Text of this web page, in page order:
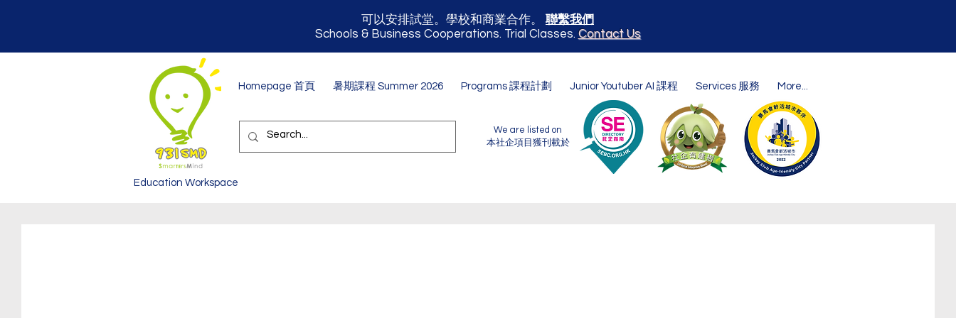
可以安排試堂。學校和商業合作。 聯繫我們
Schools & Business Cooperations. Trial Classes. Contact Us
Homepage 首頁 暑期課程 Summer 2026 Programs 課程計劃 Junior Youtuber AI 課程 Services 服務 More...
We are listed on
本社企項目獲刊載於
Education Workspace